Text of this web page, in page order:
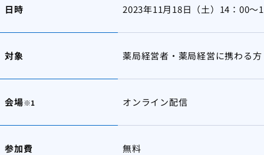
日時 2023年11月18日（土）14：00～
対象 薬局経営者・薬局経営に携わる方
会場※1 オンライン配信
参加費 無料